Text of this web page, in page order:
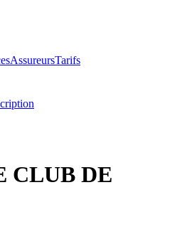
AssureursTarifs
CLUB DE